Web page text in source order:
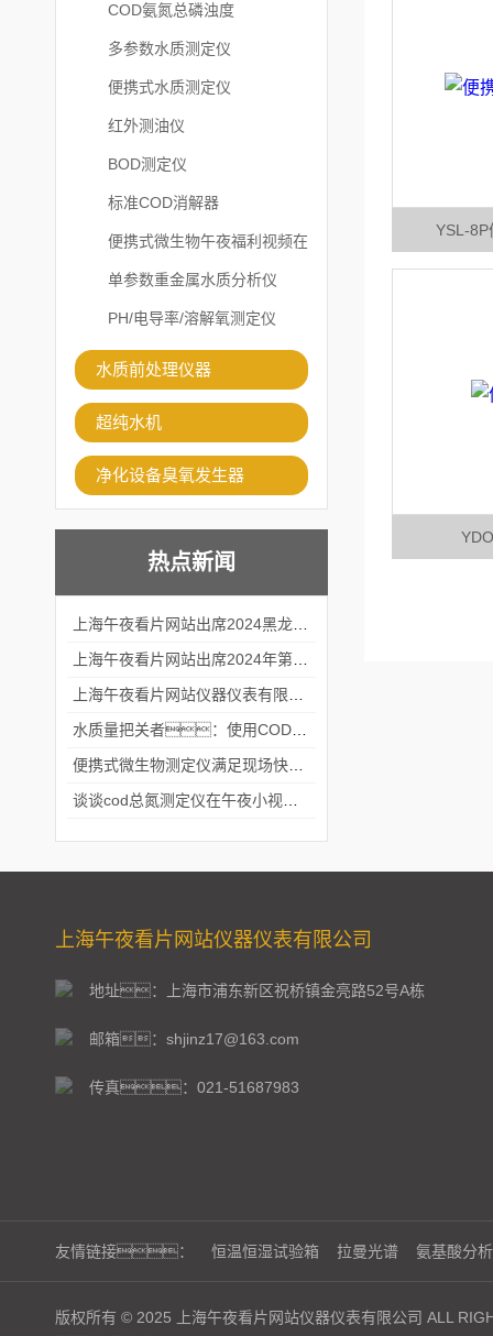
COD氨氮总磷浊度
多参数水质测定仪
便携式水质测定仪
红外测油仪
BOD测定仪
标准COD消解器
便携式微生物午夜福利视频在
线观看
单参数重金属水质分析仪
PH/电导率/溶解氧测定仪
水质前处理仪器
超纯水机
净化设备臭氧发生器
热点新闻
YSL-8P
上海午夜看片网站仪器仪表有限公司
地址：上海市浦东新区祝桥镇金亮路52号A栋
邮箱：shjinz17@163.com
传真：021-51687983
友情链接： 恒温恒湿试验箱 拉曼光谱 氨基酸分
版权所有 © 2025 上海午夜看片网站仪器仪表有限公司 ALL